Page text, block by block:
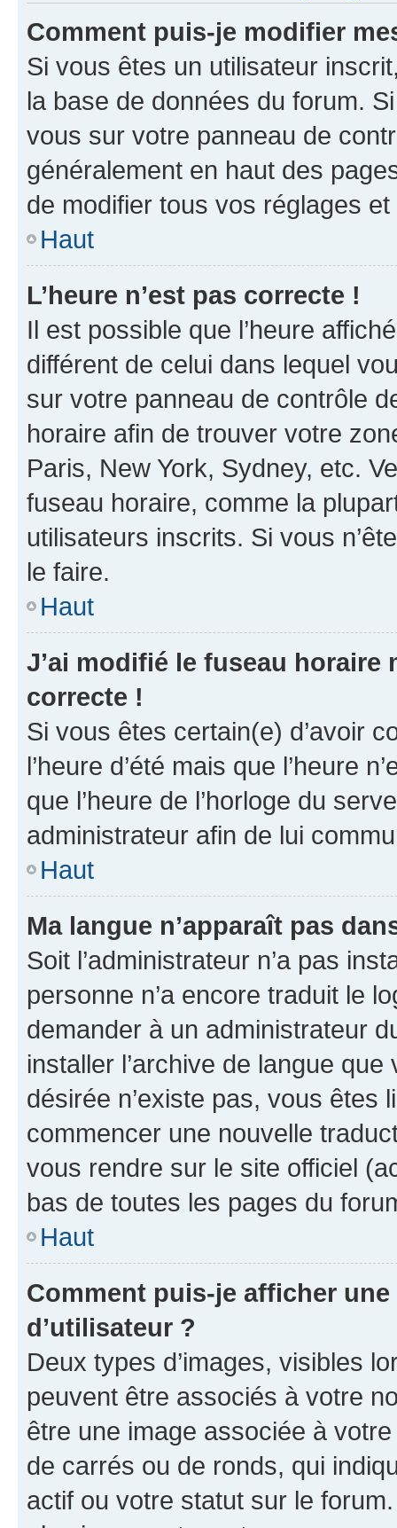
Comment puis-je modifier
Si vous êtes un utilisateur
la base de données du forum.
vous sur votre panneau de
généralement en haut des
de modifier tous vos réglages
Haut
L’heure n’est pas correcte !
Il est possible que l’heure
différent de celui dans lequel
sur votre panneau de contrôle
horaire afin de trouver votre
Paris, New York, Sydney, etc.
fuseau horaire, comme la
utilisateurs inscrits. Si vous
le faire.
Haut
J’ai modifié le fuseau horaire
correcte !
Si vous êtes certain(e) d’avoir
l’heure d’été mais que l’heure
que l’heure de l’horloge du
administrateur afin de lui
Haut
Ma langue n’apparaît pas
Soit l’administrateur n’a pas
personne n’a encore traduit le
demander à un administrateur
installer l’archive de langue
désirée n’existe pas, vous êtes
commencer une nouvelle
vous rendre sur le site officiel
bas de toutes les pages du
Haut
Comment puis-je afficher
d’utilisateur ?
Deux types d’images, visibles
peuvent être associés à votre
être une image associée à
de carrés ou de ronds, qui
actif ou votre statut sur le